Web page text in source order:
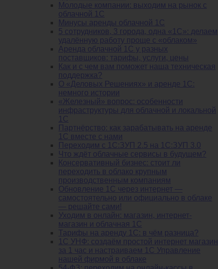
Молодые компании: выходим на рынок с
облачной 1С
Минусы аренды облачной 1С
5 сотрудников, 3 города, одна «1С»: делаем
удалённую работу проще с «облаком»
Аренда облачной 1С у разных
поставщиков: тарифы, услуги, цены
Как и с чем вам поможет наша техническая
поддержка?
О «Деловых Решениях» и аренде 1С:
немного истории
«Железный» вопрос: особенности
инфраструктуры для облачной и локальной
1С
Партнёрство: как зарабатывать на аренде
1С вместе с нами
Переходим с 1С:ЗУП 2.5 на 1С:ЗУП 3.0
Что ждёт облачные сервисы в будущем?
Консервативный бизнес: стоит ли
переходить в облако крупным
производственным компаниям
Обновление 1С через интернет —
самостоятельно или официально в облаке
— решайте сами!
Уходим в онлайн: магазин, интернет-
магазин и облачная 1С
Тарифы на аренду 1С: в чём разница?
1С УНФ: создаём простой интернет магазин
за 1 час и настраиваем 1С Управление
нашей фирмой в облаке